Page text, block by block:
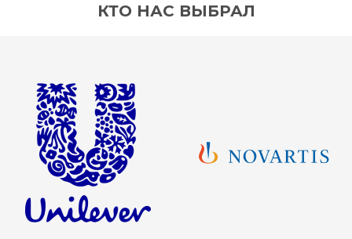
КТО НАС ВЫБРАЛ